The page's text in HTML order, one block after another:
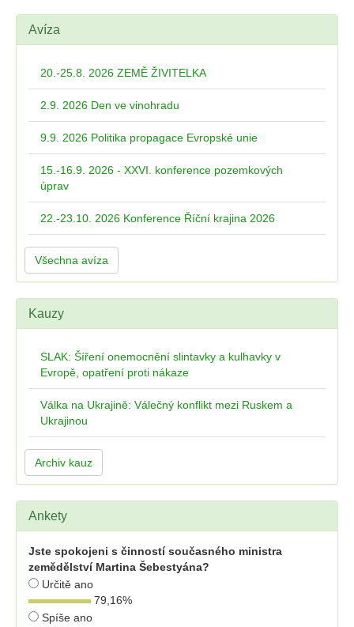
Avíza
20.-25.8. 2026 ZEMĚ ŽIVITELKA
2.9. 2026 Den ve vinohradu
9.9. 2026 Politika propagace Evropské unie
15.-16.9. 2026 - XXVI. konference pozemkových
úprav
22.-23.10. 2026 Konference Říční krajina 2026
Všechna avíza
Kauzy
SLAK: Šíření onemocnění slintavky a kulhavky v
Evropě, opatření proti nákaze
Válka na Ukrajině: Válečný konflikt mezi Ruskem a
Ukrajinou
Archiv kauz
Ankety
Jste spokojeni s činností současného ministra
zemědělství Martina Šebestyána?
Určitě ano
79,16%
Spíše ano